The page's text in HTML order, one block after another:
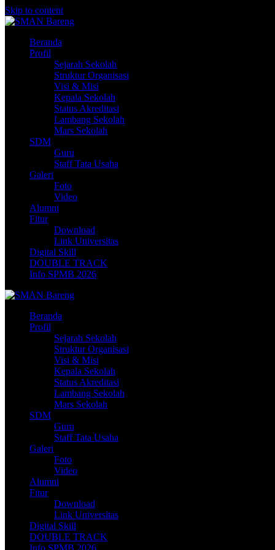
Skip to content
Beranda
Profil
Sejarah Sekolah
Struktur Organisasi
Visi & Misi
Kepala Sekolah
Status Akreditasi
Lambang Sekolah
Mars Sekolah
SDM
Guru
Staff Tata Usaha
Galeri
Foto
Video
Alumni
Fitur
Download
Link Universitas
Digital Skill
DOUBLE TRACK
Info SPMB 2026
Beranda
Profil
Sejarah Sekolah
Struktur Organisasi
Visi & Misi
Kepala Sekolah
Status Akreditasi
Lambang Sekolah
Mars Sekolah
SDM
Guru
Staff Tata Usaha
Galeri
Foto
Video
Alumni
Fitur
Download
Link Universitas
Digital Skill
DOUBLE TRACK
Info SPMB 2026